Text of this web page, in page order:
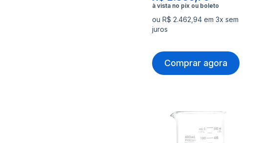
ou R$ 2.462,94 em 3x sem
juros
Comprar agora